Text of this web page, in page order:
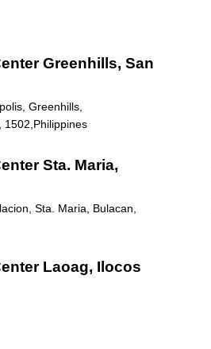
Greenhills, San
Greenhills,
1502,Philippines
Sta. Maria,
Sta. Maria, Bulacan,
Laoag, Ilocos